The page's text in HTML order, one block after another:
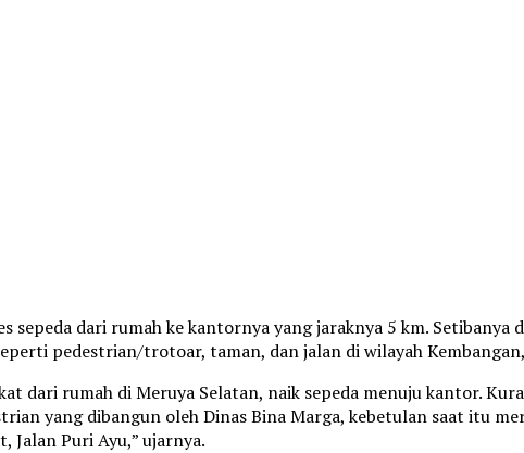
sepeda dari rumah ke kantornya yang jaraknya 5 km. Setibanya
pedestrian/trotoar, taman, dan jalan di wilayah
dari rumah di Meruya Selatan, naik sepeda menuju kantor.
yang dibangun oleh Dinas Bina Marga, kebetulan saat itu
Jalan Puri Ayu,” ujarnya.